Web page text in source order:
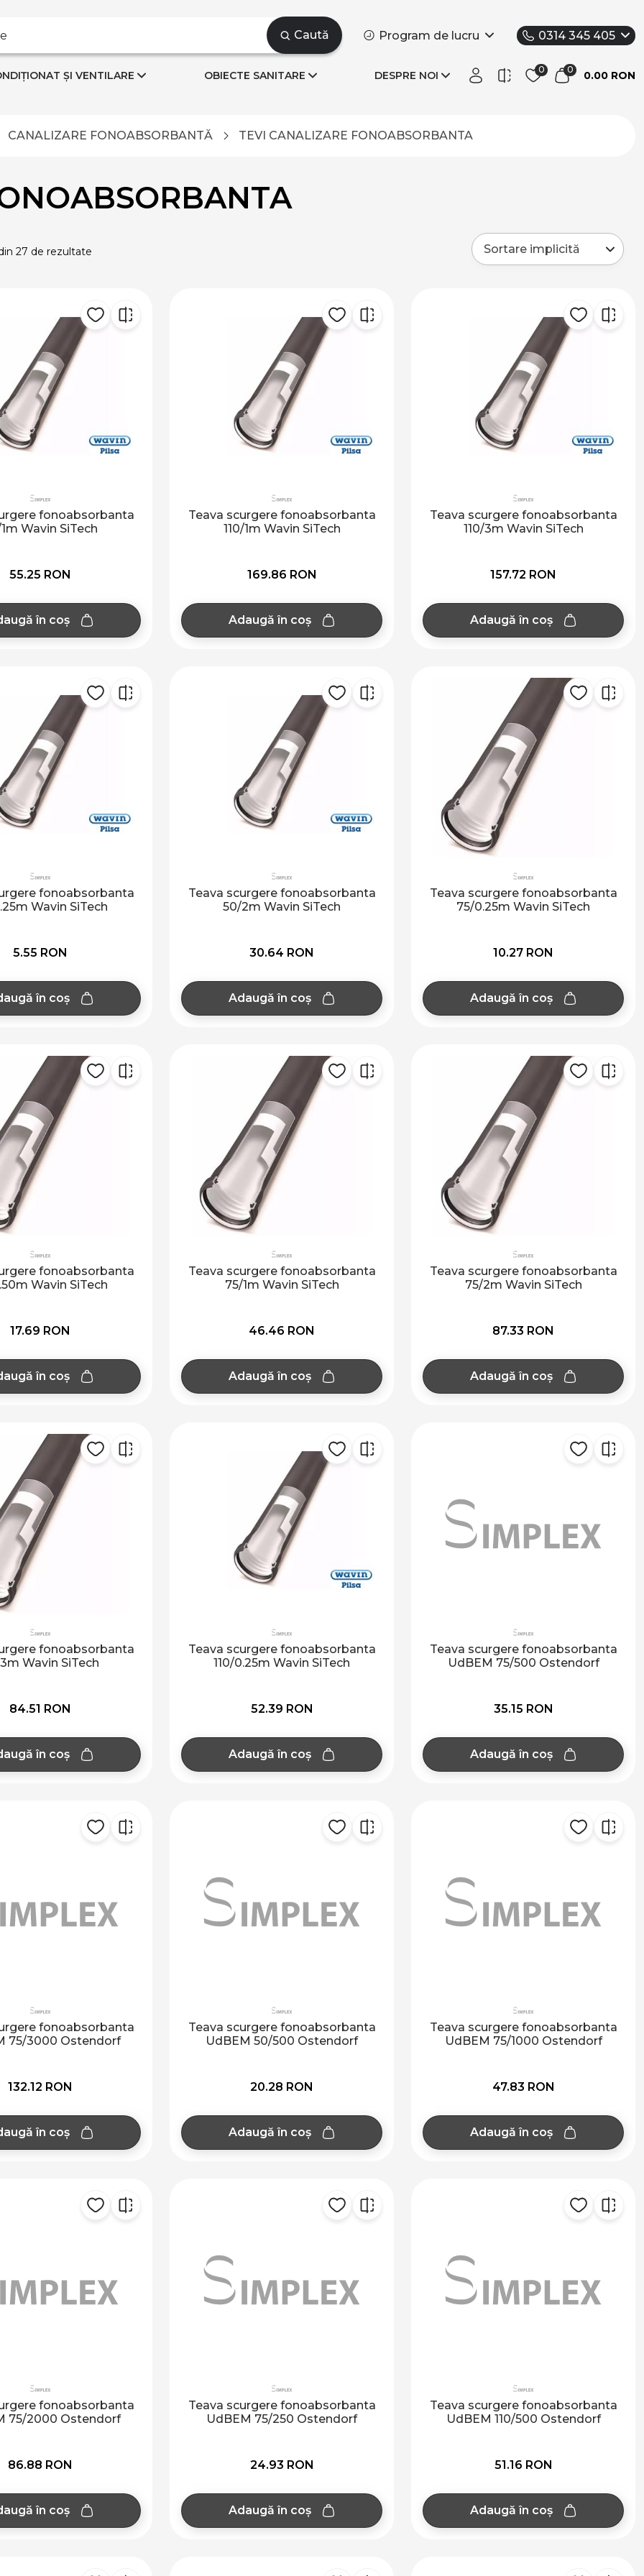
Caută Program de lucru 0314 345 405
ȘI VENTILARE OBIECTE SANITARE DESPRE NOI 0.00 RON
CANALIZARE FONOABSORBANTĂ TEVI CANALIZARE FONOABSORBANTA
27 de rezultate
fonoabsorbanta
Wavin SiTech
55.25 RON
în coș
Teava scurgere fonoabsorbanta
110/1m Wavin SiTech
169.86 RON
Adaugă în coș
Teava scurgere fonoabsorbanta
110/3m Wavin SiTech
157.72 RON
Adaugă în coș
fonoabsorbanta
Wavin SiTech
5.55 RON
în coș
Teava scurgere fonoabsorbanta
50/2m Wavin SiTech
30.64 RON
Adaugă în coș
Teava scurgere fonoabsorbanta
75/0.25m Wavin SiTech
10.27 RON
Adaugă în coș
fonoabsorbanta
Wavin SiTech
17.69 RON
în coș
Teava scurgere fonoabsorbanta
75/1m Wavin SiTech
46.46 RON
Adaugă în coș
Teava scurgere fonoabsorbanta
75/2m Wavin SiTech
87.33 RON
Adaugă în coș
fonoabsorbanta
Wavin SiTech
84.51 RON
în coș
Teava scurgere fonoabsorbanta
110/0.25m Wavin SiTech
52.39 RON
Adaugă în coș
Teava scurgere fonoabsorbanta
UdBEM 75/500 Ostendorf
35.15 RON
Adaugă în coș
fonoabsorbanta
75/3000 Ostendorf
132.12 RON
în coș
Teava scurgere fonoabsorbanta
UdBEM 50/500 Ostendorf
20.28 RON
Adaugă în coș
Teava scurgere fonoabsorbanta
UdBEM 75/1000 Ostendorf
47.83 RON
Adaugă în coș
fonoabsorbanta
75/2000 Ostendorf
86.88 RON
în coș
Teava scurgere fonoabsorbanta
UdBEM 75/250 Ostendorf
24.93 RON
Adaugă în coș
Teava scurgere fonoabsorbanta
UdBEM 110/500 Ostendorf
51.16 RON
Adaugă în coș